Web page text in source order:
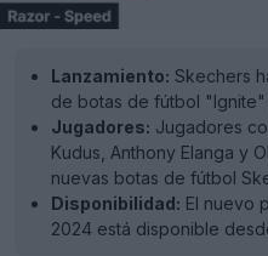
Lanzamiento: Skechers
de botas de fútbol
Jugadores: Jugadores
Kudus, Anthony Elanga y
nuevas botas de fútbol
Disponibilidad: El nuevo
2024 está disponible